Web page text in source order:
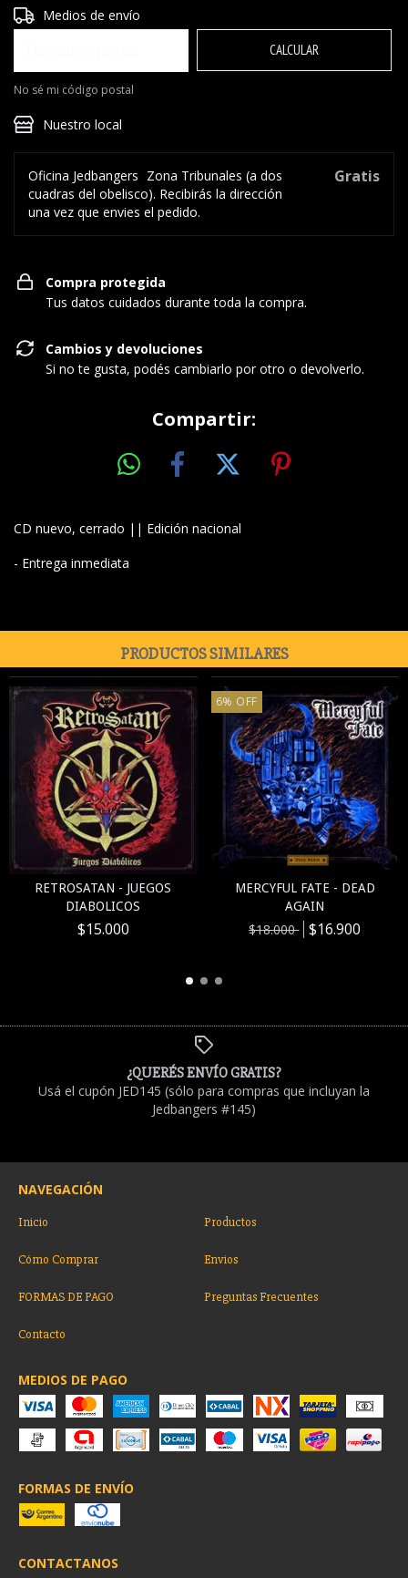
Entregas para el CP:
Medios de envío
CALCULAR
No sé mi código postal
Nuestro local
Oficina Jedbangers Zona Tribunales (a dos
cuadras del obelisco). Recibirás la dirección
una vez que envies el pedido.
Gratis
Compra protegida
Tus datos cuidados durante toda la compra.
Cambios y devoluciones
Si no te gusta, podés cambiarlo por otro o devolverlo.
Compartir:
CD nuevo, cerrado || Edición nacional
- Entrega inmediata
PRODUCTOS SIMILARES
RETROSATAN - JUEGOS
DIABOLICOS
$15.000
6% OFF
MERCYFUL FATE - DEAD
AGAIN
$18.000 $16.900
¿QUERÉS ENVÍO GRATIS?
Usá el cupón JED145 (sólo para compras que incluyan la
Jedbangers #145)
NAVEGACIÓN
Inicio Productos
Cómo Comprar Envios
FORMAS DE PAGO Preguntas Frecuentes
Contacto
MEDIOS DE PAGO
FORMAS DE ENVÍO
CONTACTANOS